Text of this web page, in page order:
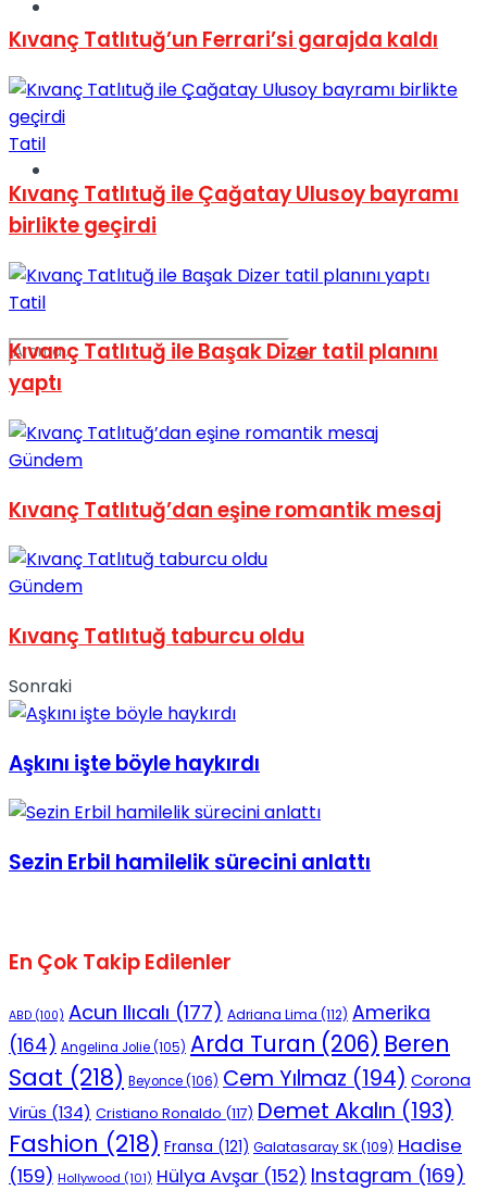
No Result
View All Result
Kıvanç Tatlıtuğ’un Ferrari’si garajda kaldı
Tatil
Kıvanç Tatlıtuğ ile Çağatay Ulusoy bayramı
birlikte geçirdi
Tatil
Kıvanç Tatlıtuğ ile Başak Dizer tatil planını
yaptı
Gündem
Kıvanç Tatlıtuğ’dan eşine romantik mesaj
Gündem
Kıvanç Tatlıtuğ taburcu oldu
Sonraki
Aşkını işte böyle haykırdı
Sezin Erbil hamilelik sürecini anlattı
En Çok Takip Edilenler
ABD (100) Acun Ilıcalı (177) Adriana Lima (112) Amerika
(164) Angelina Jolie(105) Arda Turan (206) Beren
Saat (218) Beyonce(106) Cem Yılmaz (194) Corona
Virüs (134) Cristiano Ronaldo (117) Demet Akalın (193)
Fashion (218) Fransa (121) Galatasaray SK(109) Hadise
(159) Hollywood (101) Hülya Avşar (152) Instagram (169)